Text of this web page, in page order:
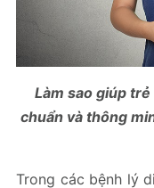
Làm sao giúp
chuẩn và thông
Trong các bệnh lý